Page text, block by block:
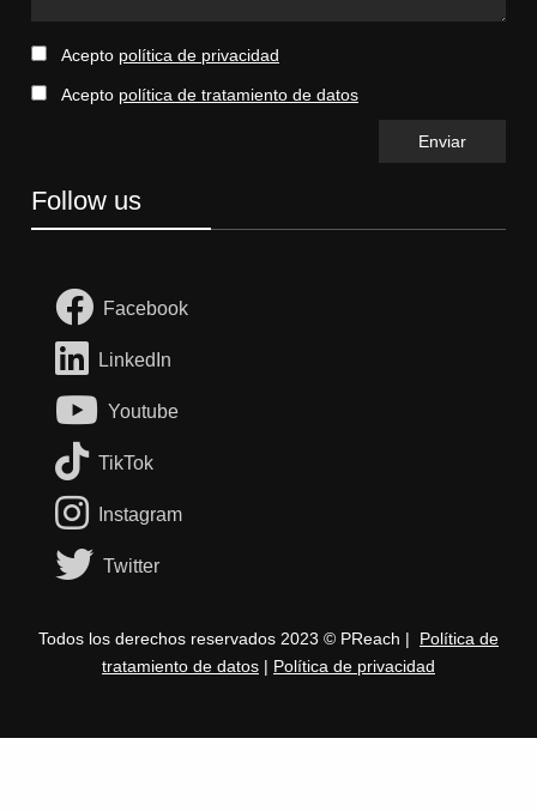
Acepto política de privacidad
Acepto política de tratamiento de datos
Follow us
Facebook
LinkedIn
Youtube
TikTok
Instagram
Twitter
Todos los derechos reservados 2023 © PReach | Política de
tratamiento de datos | Política de privacidad